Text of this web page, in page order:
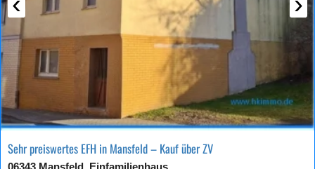
Sehr preiswertes EFH in Mansfeld – Kauf über ZV